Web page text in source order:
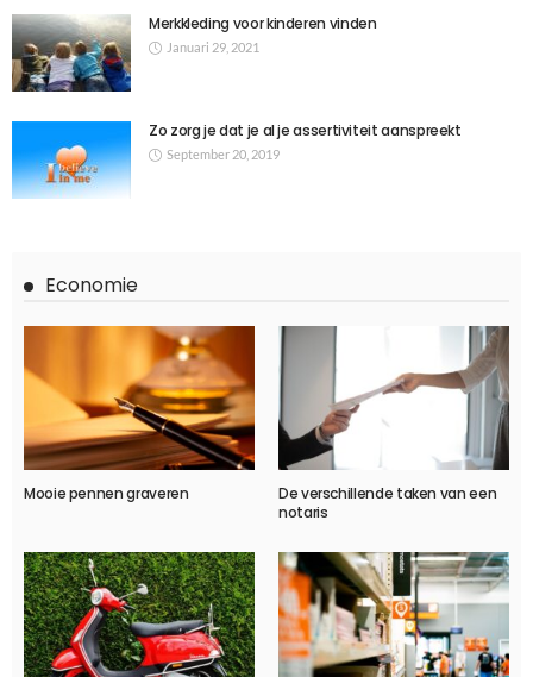
Merkkleding voor kinderen vinden
Januari 29, 2021
Zo zorg je dat je al je assertiviteit aanspreekt
September 20, 2019
Economie
Mooie pennen graveren
De verschillende taken van een
notaris